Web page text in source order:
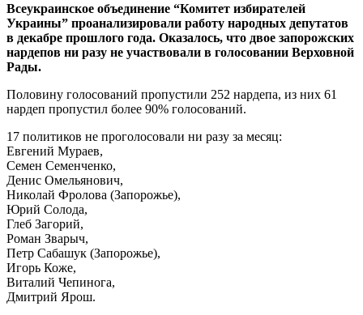
Всеукраинское объединение “Комитет избирателей
Украины” проанализировали работу народных депутатов
в декабре прошлого года. Оказалось, что двое запорожских
нардепов ни разу не участвовали в голосовании Верховной
Рады.
Половину голосований пропустили 252 нардепа, из них 61
нардеп пропустил более 90% голосований.
17 политиков не проголосовали ни разу за месяц:
Евгений Мураев,
Семен Семенченко,
Денис Омельянович,
Николай Фролова (Запорожье),
Юрий Солода,
Глеб Загорий,
Роман Зварыч,
Петр Сабашук (Запорожье),
Игорь Коже,
Виталий Чепинога,
Дмитрий Ярош.